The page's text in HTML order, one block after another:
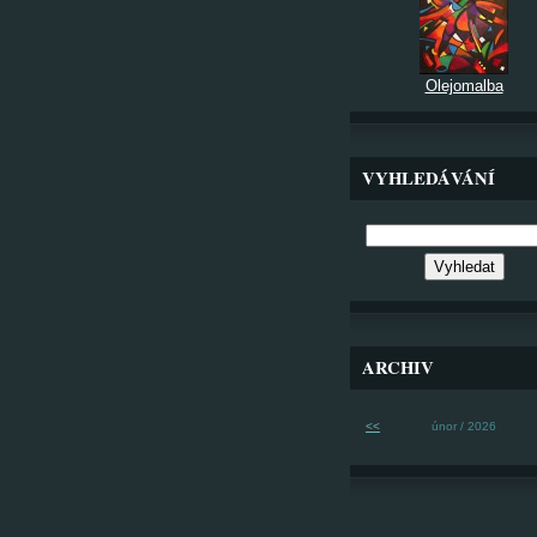
Olejomalba
VYHLEDÁVÁNÍ
ARCHIV
<< únor / 2026